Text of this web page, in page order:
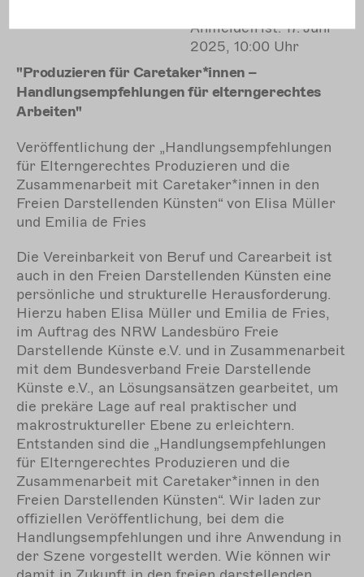
Anmeldefrist: 17. Juni
2025, 10:00 Uhr
"Produzieren für Caretaker*innen –
Handlungsempfehlungen für elterngerechtes
Arbeiten"
Veröffentlichung der „Handlungsempfehlungen
für Elterngerechtes Produzieren und die
Zusammenarbeit mit Caretaker*innen in den
Freien Darstellenden Künsten“ von Elisa Müller
und Emilia de Fries
Die Vereinbarkeit von Beruf und Carearbeit ist
auch in den Freien Darstellenden Künsten eine
persönliche und strukturelle Herausforderung.
Hierzu haben Elisa Müller und Emilia de Fries,
im Auftrag des NRW Landesbüro Freie
Darstellende Künste e.V. und in Zusammenarbeit
mit dem Bundesverband Freie Darstellende
Künste e.V., an Lösungsansätzen gearbeitet, um
die prekäre Lage auf real praktischer und
makrostruktureller Ebene zu erleichtern.
Entstanden sind die „Handlungsempfehlungen
für Elterngerechtes Produzieren und die
Zusammenarbeit mit Caretaker*innen in den
Freien Darstellenden Künsten“. Wir laden zur
offiziellen Veröffentlichung, bei dem die
Handlungsempfehlungen und ihre Anwendung in
der Szene vorgestellt werden. Wie können wir